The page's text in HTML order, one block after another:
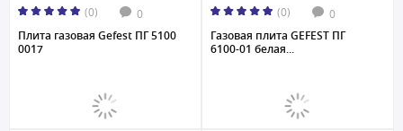
(0) 0
Плита газовая Gefest ПГ 5100
0017
(0) 0
Газовая плита GEFEST ПГ
6100-01 белая...